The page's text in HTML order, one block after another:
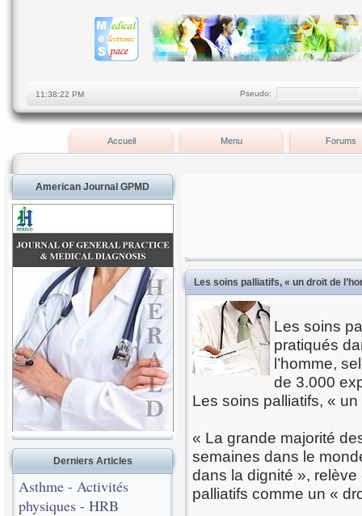
Pseudo:
Accueil Menu Forums
American Journal GPMD
Derniers Articles
Asthme - Activités
physiques - HRB
Les soins palliatifs, « un droit de
Les soins
pratiqués
l’homme,
de 3.000
Les soins palliatifs, « un
« La grande majorité
semaines dans le
dans la dignité »,
palliatifs comme un «